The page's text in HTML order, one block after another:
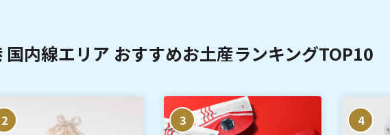
国内線エリア おすすめお土産ランキングTOP10
2 3 4